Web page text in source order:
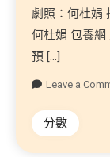
劇照：何杜娟
何杜娟 包養
預 […]
Leave a
分數